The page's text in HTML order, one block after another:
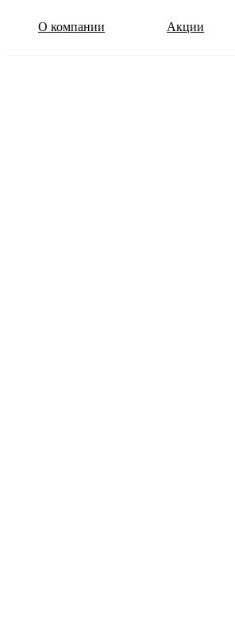
О компании Акции